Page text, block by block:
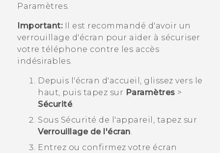
Paramètres.
Important:Il est recommandé d'avoir un
verrouillage d'écran pour aider à sécuriser
votre téléphone contre les accès
indésirables.
Depuis l'écran d'accueil , glissez vers le
haut, puis tapez sur Paramètres >
Sécurité.
Sous Sécurité de l'appareil , tapez sur
Verrouillage de l'écran.
Entrez ou confirmez votre écran